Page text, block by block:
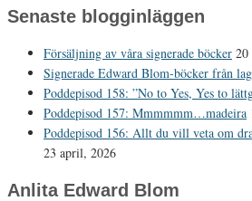
Senaste blogginläggen
Försäljning av våra signerade böcker 20
Signerade Edward Blom-böcker från
Poddepisod 158: ”No to Yes, Yes to
Poddepisod 157: Mmmmmm…madeira
Poddepisod 156: Allt du vill veta om
23 april, 2026
Anlita Edward Blom